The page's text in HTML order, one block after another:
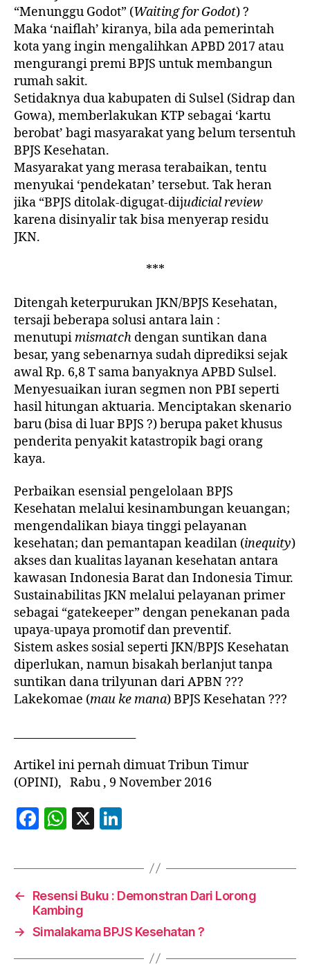
“Menunggu Godot” (Waiting for Godot) ?
Maka ‘naiflah’ kiranya, bila ada pemerintah
kota yang ingin mengalihkan APBD 2017 atau
mengurangi premi BPJS untuk membangun
rumah sakit.
Setidaknya dua kabupaten di Sulsel (Sidrap dan
Gowa), memberlakukan KTP sebagai ‘kartu
berobat’ bagi masyarakat yang belum tersentuh
BPJS Kesehatan.
Masyarakat yang merasa terabaikan, tentu
menyukai ‘pendekatan’ tersebut. Tak heran
jika “BPJS ditolak-digugat-dijudicial review
karena disinyalir tak bisa menyerap residu
JKN.
***
Ditengah keterpurukan JKN/BPJS Kesehatan,
tersaji beberapa solusi antara lain :
menutupimismatch dengan suntikan dana
besar, yang sebenarnya sudah diprediksi sejak
awal Rp. 6,8 T sama banyaknya APBD Sulsel.
Menyesuaikan iuran segmen non PBI seperti
hasil hitungan aktuaria. Menciptakan skenario
baru (bisa di luar BPJS ?) berupa paket khusus
penderita penyakit katastropik bagi orang
kaya.
Perbaikan esensial pengelolaan BPJS
Kesehatan melalui kesinambungan keuangan;
mengendalikan biaya tinggi pelayanan
kesehatan; dan pemantapan keadilan (inequity)
akses dan kualitas layanan kesehatan antara
kawasan Indonesia Barat dan Indonesia Timur.
Sustainabilitas JKN melalui pelayanan primer
sebagai “gatekeeper” dengan penekanan pada
upaya-upaya promotif dan preventif.
Sistem askes sosial seperti JKN/BPJS Kesehatan
diperlukan, namun bisakah berlanjut tanpa
suntikan dana trilyunan dari APBN ???
Lakekomae (mau ke mana) BPJS Kesehatan ???
Artikel ini pernah dimuat Tribun Timur
(OPINI), Rabu , 9 November 2016
F
c
e
b
o
o
W
at
s
A
p
p
X
k
e
dI
n
←
Resensi Buku : Demonstran Dari Lorong
Kambing
→ Simalakama BPJS Kesehatan ?